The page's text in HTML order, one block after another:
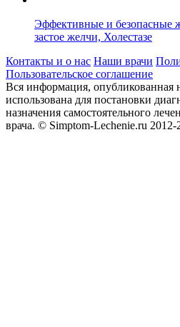
Эффективные и безопасные
застое желчи, Холестазе
Контакты и о нас Наши врачи
Пользовательское соглашение
Вся информация, опубликованная
использована для постановки
назначения самостоятельного
врача. © Simptom-Lechenie.ru 2012-